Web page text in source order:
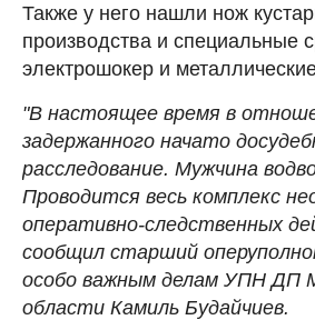
Также у него нашли нож
производства и специальные
электрошокер и
"В настоящее время в
задержанного начато
расследование. Мужчина
Проводится весь комплекс
оперативно-следственных
сообщил старший
особо важным делам УПН ДП
области Камиль Будайчиев.